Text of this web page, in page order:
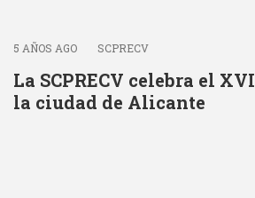
5 AÑOS AGO SCPRECV
La SCPRECV celebra el
la ciudad de Alicante